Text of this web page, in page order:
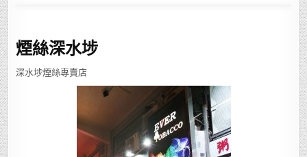
煙絲深水埗
深水埗煙絲專賣店